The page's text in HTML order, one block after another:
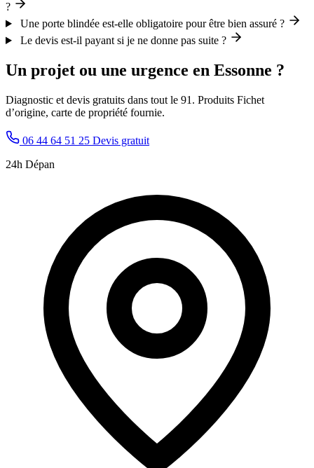
?
Une porte blindée est-elle obligatoire pour être bien assuré ?
Le devis est-il payant si je ne donne pas suite ?
Un projet ou une urgence en Essonne ?
Diagnostic et devis gratuits dans tout le 91. Produits Fichet
d’origine, carte de propriété fournie.
06 44 64 51 25 Devis gratuit
24h Dépan